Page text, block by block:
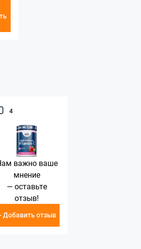
4
важно ваше
мнение
— оставьте
отзыв!
Добавить отзыв